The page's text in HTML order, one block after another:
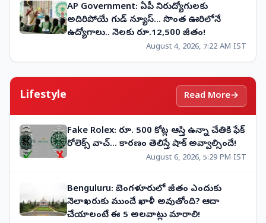
AP Government: ఏపీ నిరుద్యోగులకు
అదిరిపోయే గుడ్ న్యూస్... సొంత ఊరిలోనే
ఉద్యోగాలు.. నెలకు రూ.12,500 జీతం!
August 4, 2026, 7:22 AM IST
Lifestyle Read More→
Fake Rolex: రూ. 500 కోట్ల ఆస్తి ఉన్నా చేతికి ఫేక్
రోలెక్స్ వాచ్... కారణం తెలిస్తే షాక్ అవ్వాల్సిందే!
August 6, 2026, 5:29 PM IST
Benguluru: బెంగళూరులో జీతం ఎందుకు
నెలాఖరుకు ముందే ఖాళీ అవుతోంది? ఆదా
చేయాలంటే ఈ 5 అలవాట్లు మారాలి!